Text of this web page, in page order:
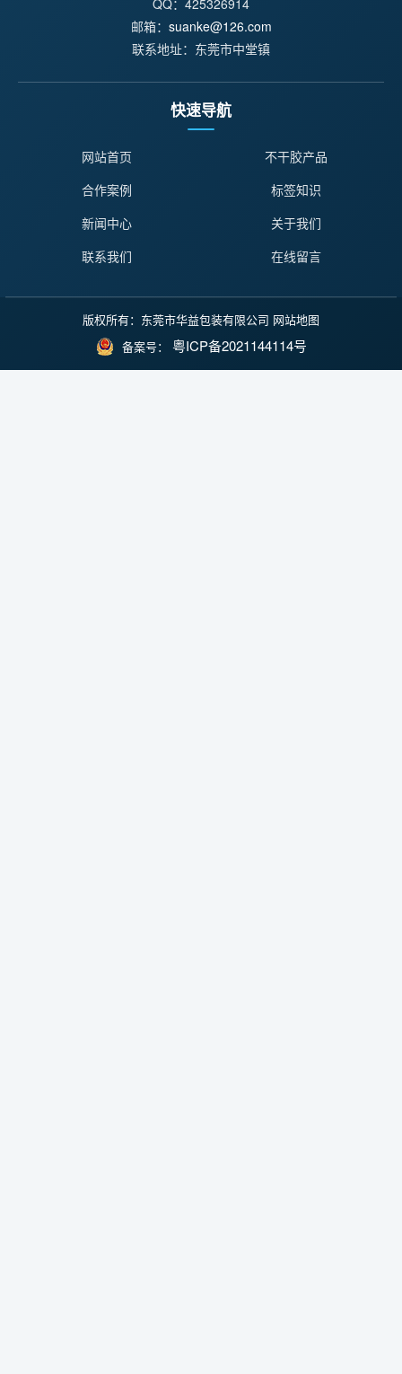
QQ：425326914
邮箱： suanke@126.com
联系地址：东莞市中堂镇
快速导航
网站首页
不干胶产品
合作案例
标签知识
新闻中心
关于我们
联系我们
在线留言
版权所有：东莞市华益包装有限公司 网站地图
备案号： 粤ICP备2021144114号